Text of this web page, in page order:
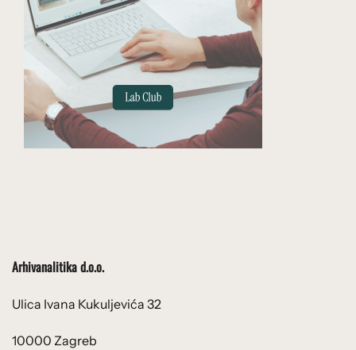
Arhivanalitika d.o.o.
Ulica Ivana Kukuljevića 32
10000 Zagreb